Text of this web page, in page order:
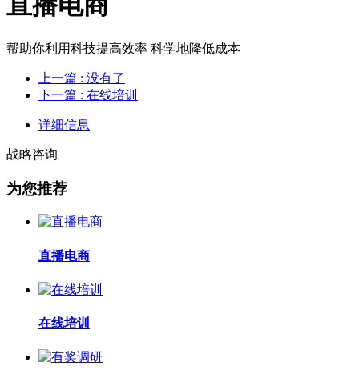
帮助你利用科技提高效率 科学地降低成本
上一篇 : 没有了
下一篇 : 在线培训
详细信息
战略咨询
为您推荐
直播电商
在线培训